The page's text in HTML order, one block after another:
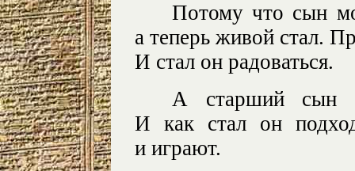
Потому что сын
а теперь живой стал.
И стал он радоваться.
А старший сын
И как стал он
и играют.